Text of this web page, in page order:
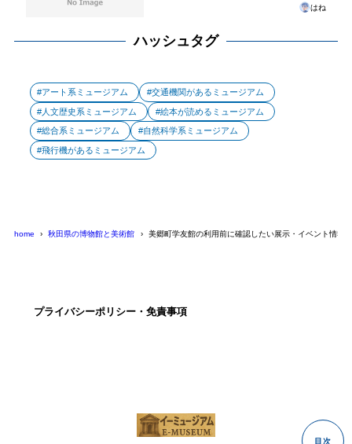
はね
ハッシュタグ
アート系ミュージアム 交通機関があるミュージアム
人文歴史系ミュージアム 絵本が読めるミュージアム
総合系ミュージアム 自然科学系ミュージアム
飛行機があるミュージアム
home 秋田県の博物館と美術館 美郷町学友館の利用前に確認したい展示・イベント情報
プライバシーポリシー・免責事項